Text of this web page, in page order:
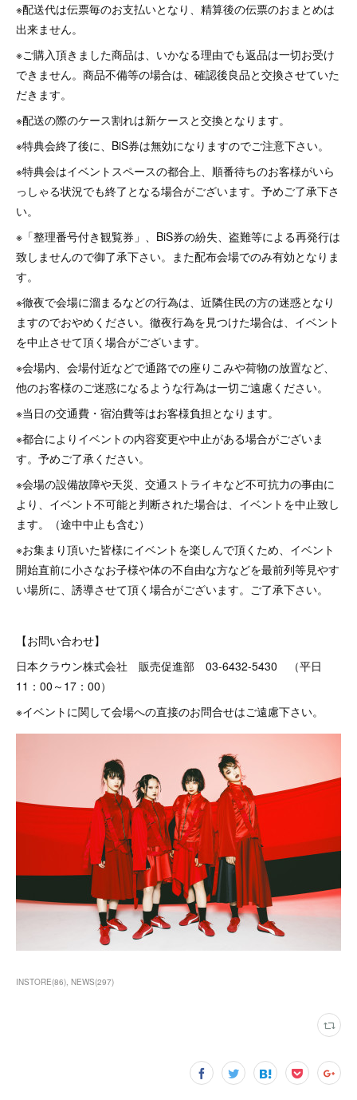
※配送代は伝票毎のお支払いとなり、精算後の伝票のおまとめは
出来ません。
※ご購入頂きました商品は、いかなる理由でも返品は一切お受け
できません。商品不備等の場合は、確認後良品と交換させていた
だきます。
※配送の際のケース割れは新ケースと交換となります。
※特典会終了後に、BiS券は無効になりますのでご注意下さい。
※特典会はイベントスペースの都合上、順番待ちのお客様がいら
っしゃる状況でも終了となる場合がございます。予めご了承下さ
い。
※「整理番号付き観覧券」、BiS券の紛失、盗難等による再発行は
致しませんので御了承下さい。また配布会場でのみ有効となりま
す。
※徹夜で会場に溜まるなどの行為は、近隣住民の方の迷惑となり
ますのでおやめください。徹夜行為を見つけた場合は、イベント
を中止させて頂く場合がございます。
※会場内、会場付近などで通路での座りこみや荷物の放置など、
他のお客様のご迷惑になるような行為は一切ご遠慮ください。
※当日の交通費・宿泊費等はお客様負担となります。
※都合によりイベントの内容変更や中止がある場合がございま
す。予めご了承ください。
※会場の設備故障や天災、交通ストライキなど不可抗力の事由に
より、イベント不可能と判断された場合は、イベントを中止致し
ます。（途中中止も含む）
※お集まり頂いた皆様にイベントを楽しんで頂くため、イベント
開始直前に小さなお子様や体の不自由な方などを最前列等見やす
い場所に、誘導させて頂く場合がございます。ご了承下さい。
【お問い合わせ】
日本クラウン株式会社 販売促進部 03-6432-5430 （平日
11：00～17：00）
※イベントに関して会場への直接のお問合せはご遠慮下さい。
INSTORE(86) NEWS(297)